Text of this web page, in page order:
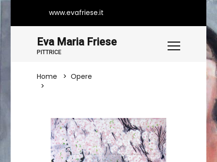
www.evafriese.it
Eva Maria Friese
PITTRICE
Home
Opere